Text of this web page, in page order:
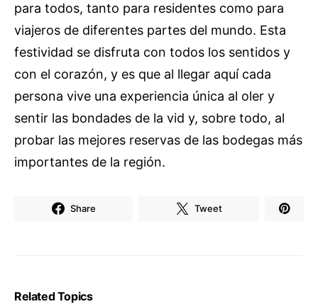
para todos, tanto para residentes como para
viajeros de diferentes partes del mundo. Esta
festividad se disfruta con todos los sentidos y
con el corazón, y es que al llegar aquí cada
persona vive una experiencia única al oler y
sentir las bondades de la vid y, sobre todo, al
probar las mejores reservas de las bodegas más
importantes de la región.
Share Tweet
Related Topics